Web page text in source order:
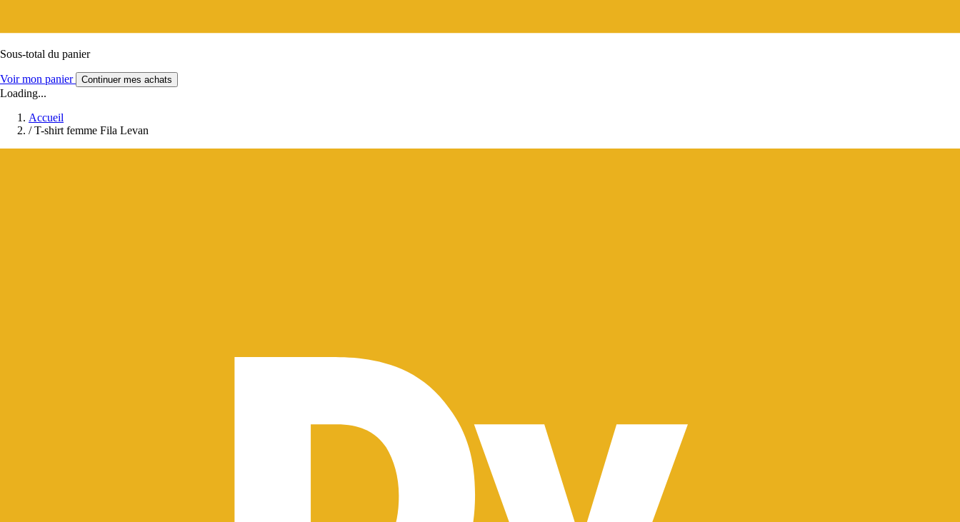
Sous-total du panier
Voir mon panier Continuer mes achats
Loading...
Accueil
/ T-shirt femme Fila Levan